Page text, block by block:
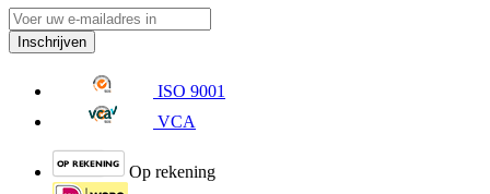
Inschrijven
ISO 9001
VCA
Op rekening